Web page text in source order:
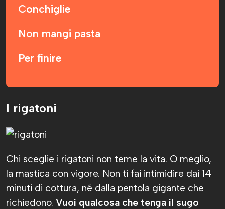
Conchiglie
Non mangi pasta
Per finire
I rigatoni
Chi sceglie i rigatoni non teme la vita. O meglio,
la mastica con vigore. Non ti fai intimidire dai 14
minuti di cottura, né dalla pentola gigante che
richiedono. Vuoi qualcosa che tenga il sugo